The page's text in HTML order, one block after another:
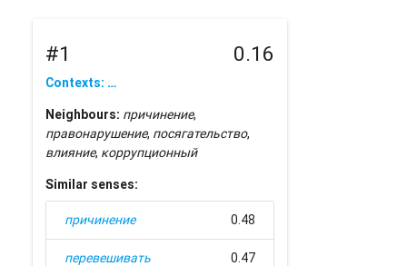
#1 0.16
Contexts: …
Neighbours: причинение,
правонарушение, посягательство,
влияние, коррупционный
Similar senses:
причинение 0.48
перевешивать 0.47